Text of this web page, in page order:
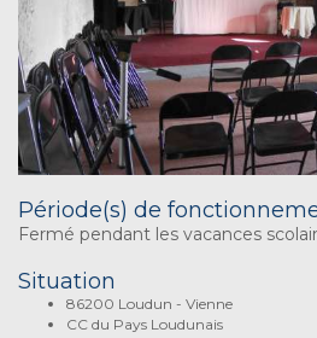
Période(s) de
Fermé pendant les vacances
Situation
86200 Loudun - Vienne
CC du Pays Loudunais